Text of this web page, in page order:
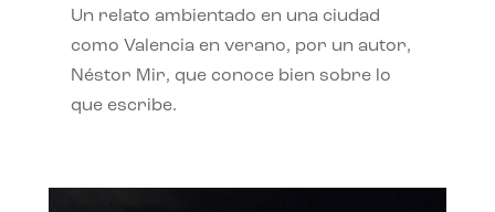
Un relato ambientado en una ciudad
como Valencia en verano, por un autor,
Néstor Mir, que conoce bien sobre lo
que escribe.